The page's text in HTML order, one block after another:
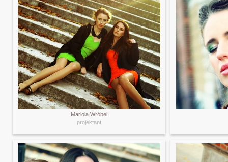
Mariola Wróbel
projektant